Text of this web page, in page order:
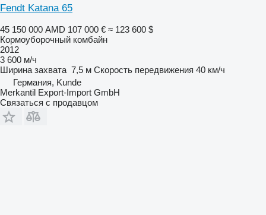
Fendt Katana 65
45 150 000 AMD 107 000 € ≈ 123 600 $
Кормоуборочный комбайн
2012
3 600 м/ч
Ширина захвата 7,5 м Скорость передвижения 40 км/ч
Германия, Kunde
Merkantil Export-Import GmbH
Связаться с продавцом